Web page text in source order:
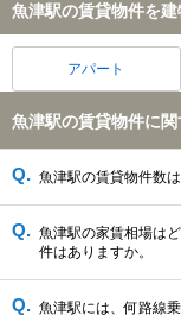
魚津駅の賃貸物件を
アパート
魚津駅の賃貸物件に
魚津駅の賃貸物件数
魚津駅の家賃相場は
件はありますか。
魚津駅には、何路線